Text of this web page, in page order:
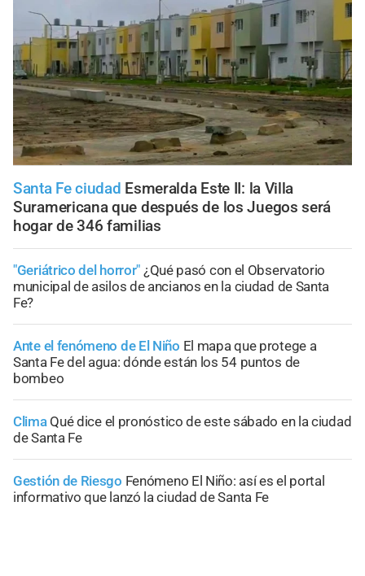
Santa Fe ciudad Esmeralda Este II: la Villa
Suramericana que después de los Juegos será
hogar de 346 familias
"Geriátrico del horror" ¿Qué pasó con el Observatorio
municipal de asilos de ancianos en la ciudad de Santa
Fe?
Ante el fenómeno de El Niño El mapa que protege a
Santa Fe del agua: dónde están los 54 puntos de
bombeo
Clima Qué dice el pronóstico de este sábado en la ciudad
de Santa Fe
Gestión de Riesgo Fenómeno El Niño: así es el portal
informativo que lanzó la ciudad de Santa Fe